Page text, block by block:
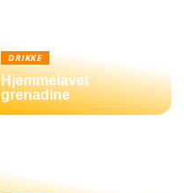
DRIKKE
Hjemmelavet
grenadine